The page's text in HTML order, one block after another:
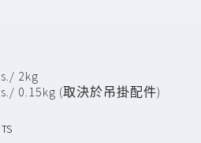
2kg
0.15kg (取決於吊掛配件)